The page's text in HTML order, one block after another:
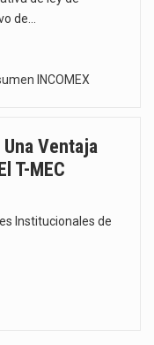
de…
INCOMEX
Ventaja
T-MEC
Institucionales de